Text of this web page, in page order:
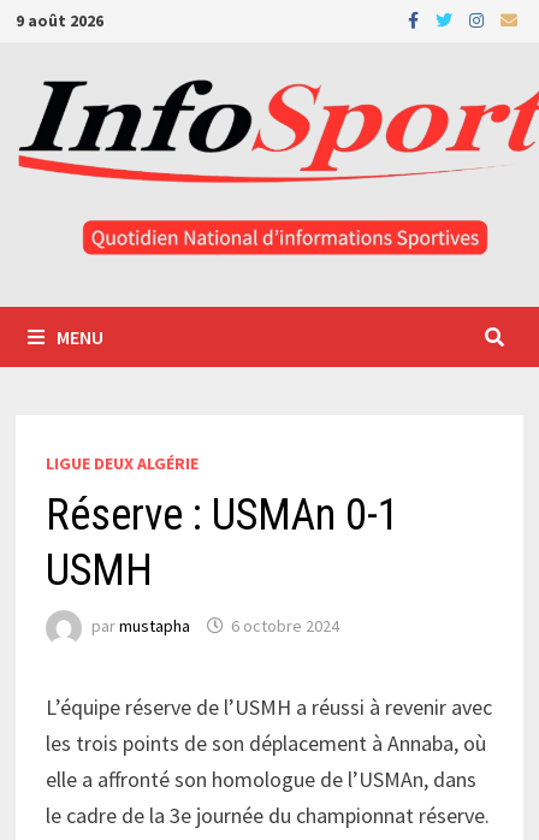
Passer
contenu
9 août 2026
MENU
LIGUE DEUX ALGÉRIE
Réserve : USMAn 0-1
USMH
parmustapha 6 octobre 2024
L’équipe réserve de l’USMH a réussi à revenir avec
les trois points de son déplacement à Annaba, où
elle a affronté son homologue de l’USMAn, dans
le cadre de la 3e journée du championnat réserve.